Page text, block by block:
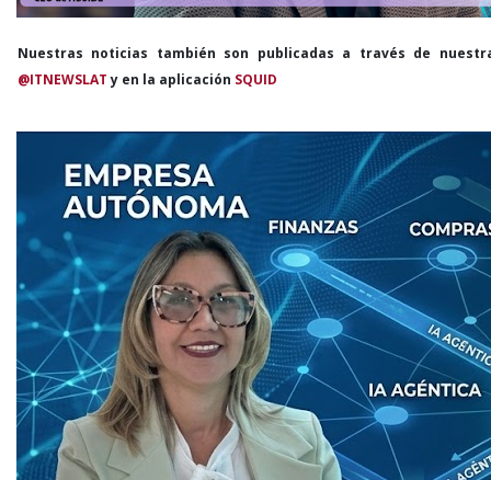
Nuestras noticias también son publicadas a través de
@ITNEWSLATy en la aplicación SQUID